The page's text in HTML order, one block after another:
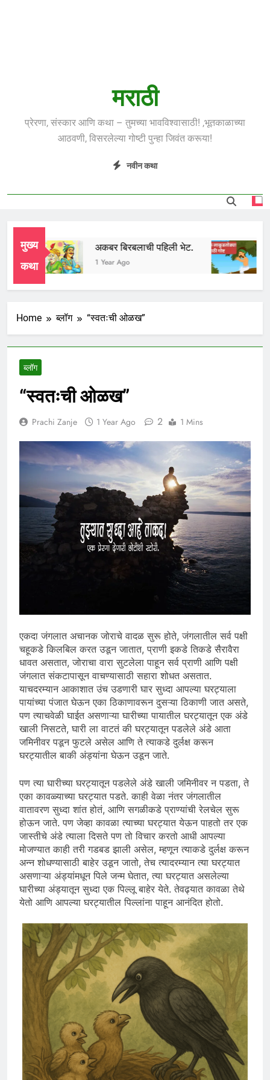
मराठी
प्रेरणा, संस्कार आणि कथा – तुमच्या भावविश्वासाठी! ,भूतकाळाच्या
आठवणी, विसरलेल्या गोष्टी पुन्हा जिवंत करूया!
नवीन कथा
मुख्य
कथा
अकबर बिरबलाची पहिली भेट.
1 Year Ago
Home ब्लॉग “स्वतःची ओळख”
ब्लॉग
“स्वतःची ओळख”
Prachi Zanje 1 Year Ago 2 1 Mins
एकदा जंगलात अचानक जोराचे वादळ सुरू होते, जंगलातील सर्व पक्षी
चहूकडे किलबिल करत उडून जातात, प्राणी इकडे तिकडे सैरावैरा
धावत असतात, जोराचा वारा सुटलेला पाहून सर्व प्राणी आणि पक्षी
जंगलात संकटापासून वाचण्यासाठी सहारा शोधत असतात.
याचदरम्यान आकाशात उंच उडणारी घार सुध्दा आपल्या घरट्याला
पायांच्या पंजात घेऊन एका ठिकाणावरून दुसऱ्या ठिकाणी जात असते,
पण त्याचवेळी घाईत असणाऱ्या घारीच्या पायातील घरट्यातून एक अंडे
खाली निसटते, घारी ला वाटतं की घरट्यातून पडलेले अंडे आता
जमिनीवर पडून फुटले असेल आणि ते त्याकडे दुर्लक्ष करून
घरट्यातील बाकी अंड्यांना घेऊन उडून जाते.
पण त्या घारीच्या घरट्यातून पडलेले अंडे खाली जमिनीवर न पडता, ते
एका कावळ्याच्या घरट्यात पडते. काही वेळा नंतर जंगलातील
वातावरण सुध्दा शांत होतं, आणि सगळीकडे प्राण्यांची रेलचेल सुरू
होऊन जाते. पण जेव्हा कावळा त्याच्या घरट्यात येऊन पाहतो तर एक
जास्तीचे अंडे त्याला दिसते पण तो विचार करतो आधी आपल्या
मोजण्यात काही तरी गडबड झाली असेल, म्हणून त्याकडे दुर्लक्ष करून
अन्न शोधण्यासाठी बाहेर उडून जातो, तेच त्यादरम्यान त्या घरट्यात
असणाऱ्या अंड्यांमधून पिले जन्म घेतात, त्या घरट्यात असलेल्या
घारीच्या अंड्यातून सुध्दा एक पिल्लू बाहेर येते. तेवढ्यात कावळा तेथे
येतो आणि आपल्या घरट्यातील पिल्लांना पाहून आनंदित होतो.